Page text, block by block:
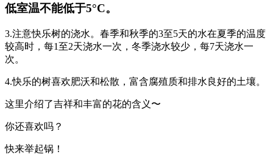
低室温不能低于5°C。
3.注意快乐树的浇水。春季和秋季的3至5天的水在夏季的温度
较高时，每1至2天浇水一次，冬季浇水较少，每7天浇水一
次。
4.快乐的树喜欢肥沃和松散，富含腐殖质和排水良好的土壤。
这里介绍了吉祥和丰富的花的含义〜
你还喜欢吗？
快来举起锅！